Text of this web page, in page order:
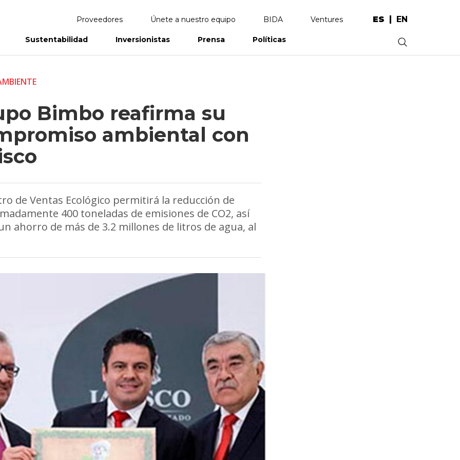
Proveedores Únete a nuestro equipo BIDA Ventures ES EN
Sustentabilidad Inversionistas Prensa Políticas .
Bimbo reafirma su
ambiental con
de Ventas Ecológico permitirá la reducción de
400 toneladas de emisiones de CO2, así
ahorro de más de 3.2 millones de litros de agua, al